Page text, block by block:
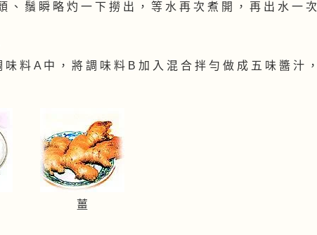
、 鬚 瞬 略 灼 一 下 撈 出 ， 等 水 再 次 煮 開 ， 再 出 水 一 次
料 A 中 ， 將 調 味 料 B 加 入 混 合 拌 勻 做 成 五 味 醬 汁 ，
薑